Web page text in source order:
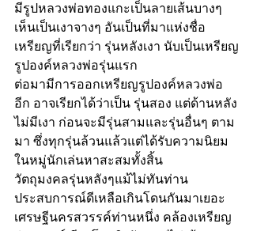
มีรูปหลวงพ่อทองแกะเป็นลายเส้นบางๆ
เห็นเป็นเงาจางๆ อันเป็นที่มาแห่งชื่อ
เหรียญที่เรียกว่า รุ่นหลังเงา นับเป็นเหรียญ
รูปองค์หลวงพ่อรุ่นแรก
ต่อมามีการออกเหรียญรูปองค์หลวงพ่อ
อีก อาจเรียกได้ว่าเป็น รุ่นสอง แต่ด้านหลัง
ไม่มีเงา ก่อนจะมีรุ่นสามและรุ่นอื่นๆ ตาม
มา ซึ่งทุกรุ่นล้วนแล้วแต่ได้รับความนิยม
ในหมู่นักเล่นหาสะสมทั้งสิ้น
วัตถุมงคลรุ่นหลังๆแม้ไม่ทันท่าน
ประสบการณ์ดีเหลือเกินโดนกันมาเยอะ
เศรษฐีนครสวรรค์ท่านหนึ่ง คล้องเหรียญ